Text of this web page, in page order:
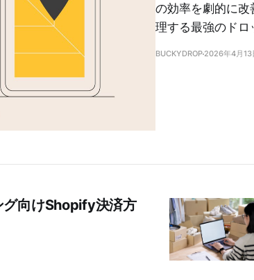
の効率を劇的に
理する最強のドロ
BUCKYDROP 2026年4月13
向けShopify決済方